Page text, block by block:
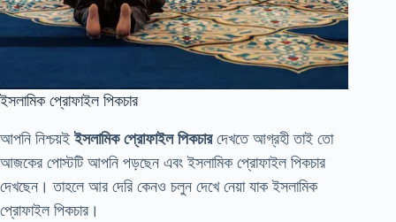
ইসলামিক প্রোফাইল পিকচার
আপনি নিশ্চয়ইইসলামিক প্রোফাইল পিকচার দেখতে আগ্রহী তাই তো
আজকের পোস্টটি আপনি পড়ছেন এবং ইসলামিক প্রোফাইল পিকচার
দেখছেন। তাহলে আর দেরি কেনও চলুন দেখে নেয়া যাক ইসলামিক
প্রোফাইল পিকচার।